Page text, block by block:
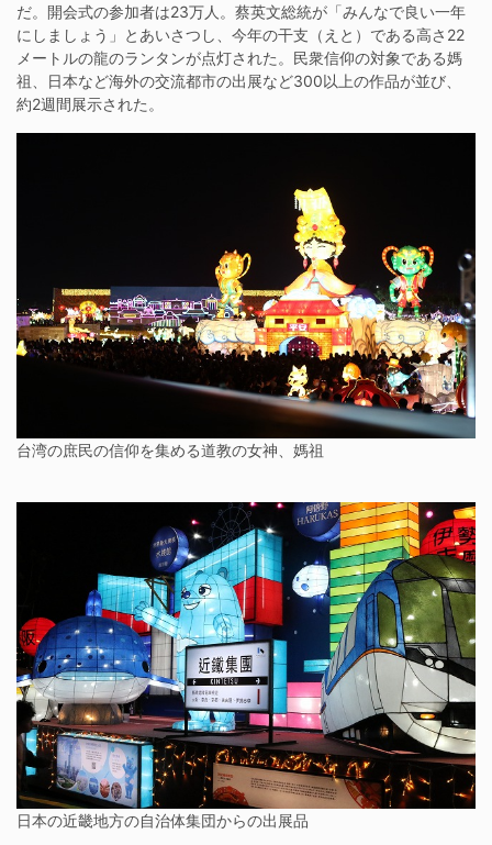
だ。開会式の参加者は23万人。蔡英文総統が「みんなで良い一年
にしましょう」とあいさつし、今年の干支（えと）である高さ22
メートルの龍のランタンが点灯された。民衆信仰の対象である媽
祖、日本など海外の交流都市の出展など300以上の作品が並び、
約2週間展示された。
台湾の庶民の信仰を集める道教の女神、媽祖
日本の近畿地方の自治体集団からの出展品